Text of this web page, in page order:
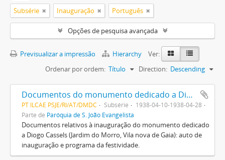
Subsérie Inauguração Português
Opções de pesquisa avançada
Previsualizar a impressão Hierarchy
Ver:
Ordenar por ordem: Título Direction: Descending
Documentos do monumento dedicado a Diogo Cassels
PT ILCAE PSJE/RI/AT/DMDC Subsérie
1938-04-10-1938-04-28
Parte de Paróquia de S. João Evangelista
Documentos relativos à inauguração do monumento dedicado
a Diogo Cassels (Jardim do Morro, Vila nova de Gaia): auto de
inauguração e programa da festividade.